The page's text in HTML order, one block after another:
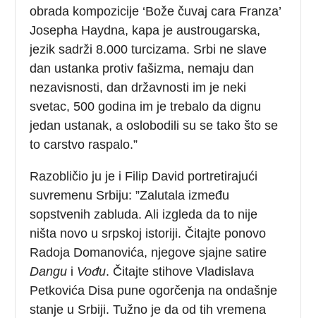
obrada kompozicije ‘Bože čuvaj cara Franza’
Josepha Haydna, kapa je austrougarska,
jezik sadrži 8.000 turcizama. Srbi ne slave
dan ustanka protiv fašizma, nemaju dan
nezavisnosti, dan državnosti im je neki
svetac, 500 godina im je trebalo da dignu
jedan ustanak, a oslobodili su se tako što se
to carstvo raspalo.”
Razobličio ju je i Filip David portretirajući
suvremenu Srbiju: ”Zalutala između
sopstvenih zabluda. Ali izgleda da to nije
ništa novo u srpskoj istoriji. Čitajte ponovo
Radoja Domanovića, njegove sjajne satire
Dangu i Vođu. Čitajte stihove Vladislava
Petkovića Disa pune ogorčenja na ondašnje
stanje u Srbiji. Tužno je da od tih vremena